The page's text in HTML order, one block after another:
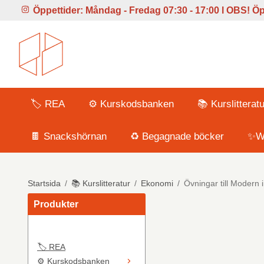
Öppettider: Måndag - Fredag 07:30 - 17:00 l OBS!
🏷️ REA ⚙️ Kurskodsbanken 📚
🍫 Snackshörnan ♻️ Begagnade böcker
Startsida / 📚 Kurslitteratur / Ekonomi / Övningar till Modern
Produkter
🏷️ REA
⚙️ Kurskodsbanken